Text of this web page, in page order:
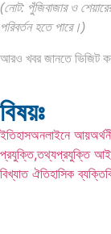
(নোট: পুঁজিবাজার ও
পরিবর্তন হতে পারে।)
আরও খবর জানতে ভিজিট
বিষয়ঃ
ইতিহাসঅনলাইনে আয়
প্রযুক্তি,তথ্যপ্রযুক্তি
বিখ্যাত ঐতিহাসিক ব্যক্তি